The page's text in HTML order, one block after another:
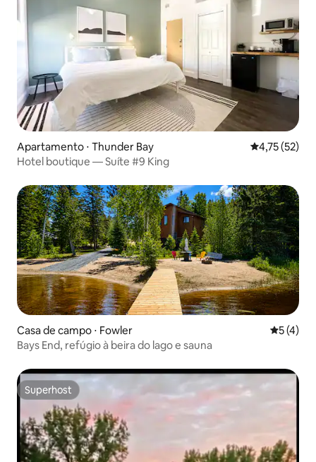
Apartamento ⋅ Thunder Bay 4,75 de uma
4,75 (52)
Hotel boutique — Suíte #9 King
Casa de campo ⋅ Fowler 5 de
5 (4)
Bays End, refúgio à beira do lago e sauna
Superhost
Superhost